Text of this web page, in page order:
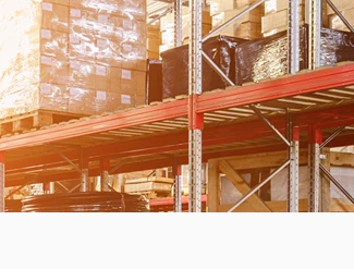
電子カタログ
高速伝送